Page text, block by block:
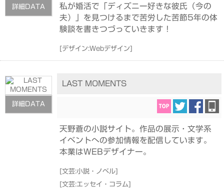
詳細DATA
私が婚活で「ディズニー好きな彼氏（今の
夫）」を見つけるまで苦労した苦節5年の体
験談を書きつづっていきます！
[デザイン:Webデザイン]
詳細DATA
LAST MOMENTS
天野蒼の小説サイト。作品の展示・文学系
イベントへの参加情報を配信しています。
本業はWEBデザイナー。
[文芸:小説・ノベル]
[文芸:エッセイ・コラム]